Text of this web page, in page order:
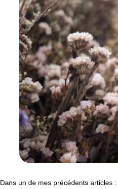
Dans un de mes précédents articles :